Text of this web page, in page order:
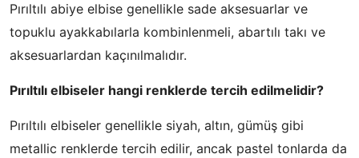
Pırıltılı abiye elbise genellikle sade aksesuarlar ve
topuklu ayakkabılarla kombinlenmeli, abartılı takı ve
aksesuarlardan kaçınılmalıdır.
Pırıltılı elbiseler hangi renklerde tercih edilmelidir?
Pırıltılı elbiseler genellikle siyah, altın, gümüş gibi
metallic renklerde tercih edilir, ancak pastel tonlarda da